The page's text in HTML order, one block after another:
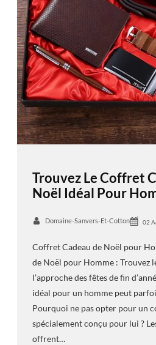
Trouvez Le Coffret
Noël Idéal Pour
Domaine-Sanvers-Et-Cotton 02
Coffret Cadeau de Noël pour
de Noël pour Homme : Trouvez
l’approche des fêtes de fin
idéal pour un homme peut
Pourquoi ne pas opter pour un
spécialement conçu pour lui ?
offrent…